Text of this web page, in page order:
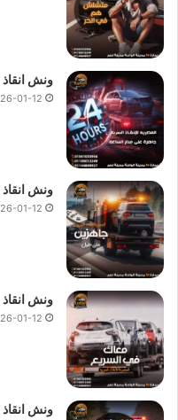
ونش انقاذ
01-12
ونش
01-12
ونش
01-12
ونش انقاذ